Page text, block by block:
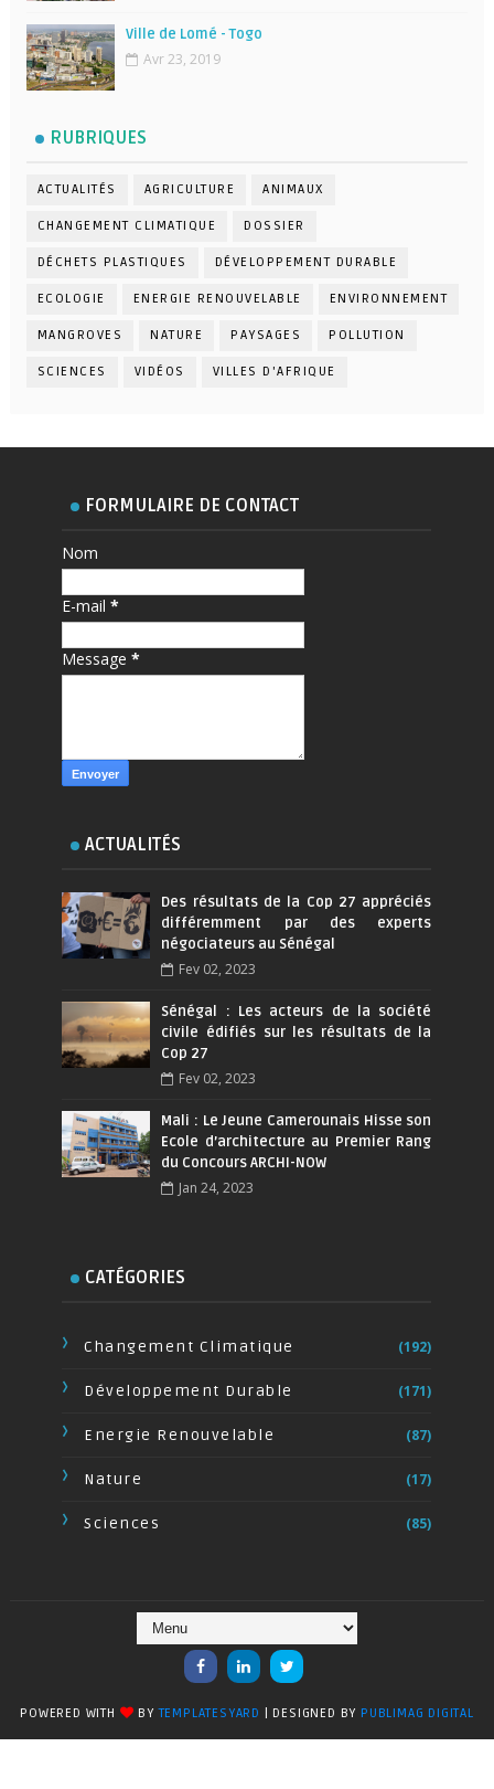
Ville de Lomé - Togo
Avr 23, 2019
RUBRIQUES
ACTUALITÉS AGRICULTURE ANIMAUX
CHANGEMENT CLIMATIQUE DOSSIER
DÉCHETS PLASTIQUES DÉVELOPPEMENT DURABLE
ECOLOGIE ENERGIE RENOUVELABLE ENVIRONNEMENT
MANGROVES NATURE PAYSAGES POLLUTION
SCIENCES VIDÉOS VILLES D'AFRIQUE
FORMULAIRE DE CONTACT
Nom
E-mail*
Message*
ACTUALITÉS
Des résultats de la Cop 27 appréciés
différemment par des experts
négociateurs au Sénégal
Fev 02, 2023
Sénégal : Les acteurs de la société
civile édifiés sur les résultats de la
Cop 27
Fev 02, 2023
Mali : Le Jeune Camerounais Hisse son
Ecole d’architecture au Premier Rang
du Concours ARCHI-NOW
Jan 24, 2023
CATÉGORIES
Changement Climatique (192)
Développement Durable (171)
Energie Renouvelable (87)
Nature (17)
Sciences (85)
POWERED WITH BYTEMPLATESYARD | DESIGNED BY PUBLIMAG DIGITAL